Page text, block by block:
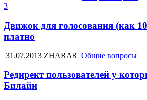
3
Движок для голосования (как
платно
31.07.2013 ZHARAR Общие вопросы
Редирект пользователей у
Билайн